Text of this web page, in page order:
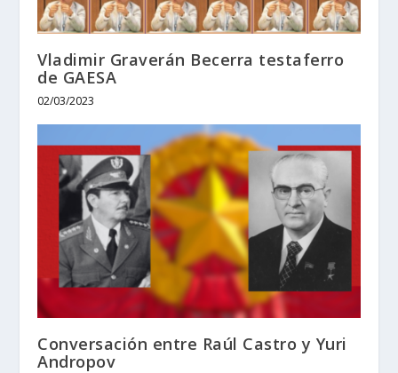
Vladimir Graverán Becerra testaferro
de GAESA
02/03/2023
Conversación entre Raúl Castro y Yuri
Andropov